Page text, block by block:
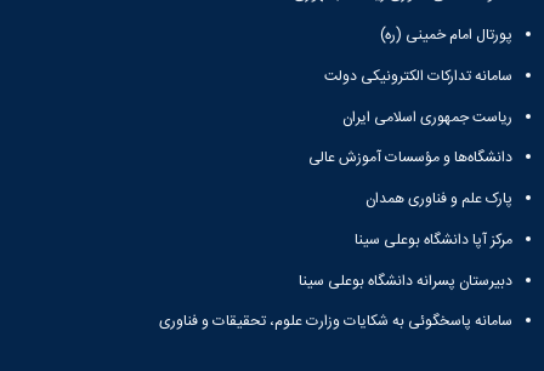
پورتال امام خمینی (ره)
سامانه تدارکات الکترونیکی دولت
ریاست جمهوری اسلامی ایران
دانشگاه‌ها و مؤسسات آموزش عالی
پارک علم و فناوری همدان
مرکز آپا دانشگاه بوعلی سینا
دبیرستان پسرانه دانشگاه بوعلی سینا
سامانه پاسخگوئی به شکایات وزارت علوم، تحقیقات و فناوری